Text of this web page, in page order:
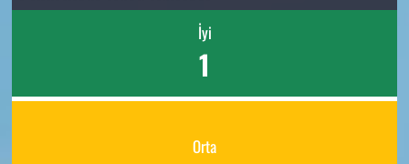
İyi
1
Orta